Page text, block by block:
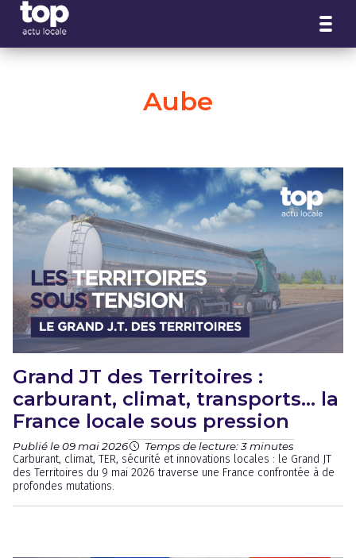
Aube
Grand JT des Territoires :
carburant, climat, transports… la
France locale sous pression
Publié le 09 mai 2026 Temps de lecture: 3 minutes
Carburant, climat, TER, sécurité et innovations locales : le Grand JT
des Territoires du 9 mai 2026 traverse une France confrontée à de
profondes mutations.
Panneau de gestion des cookies